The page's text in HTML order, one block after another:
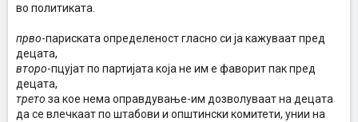
во политиката.
прво-париската определеност гласно си ја кажуваат пред
децата,
второ-пцујат по партијата која не им е фаворит пак пред
децата,
трето за кое нема оправдување-им дозволуваат на децата
да се влечкаат по штабови и општински комитети, унии на